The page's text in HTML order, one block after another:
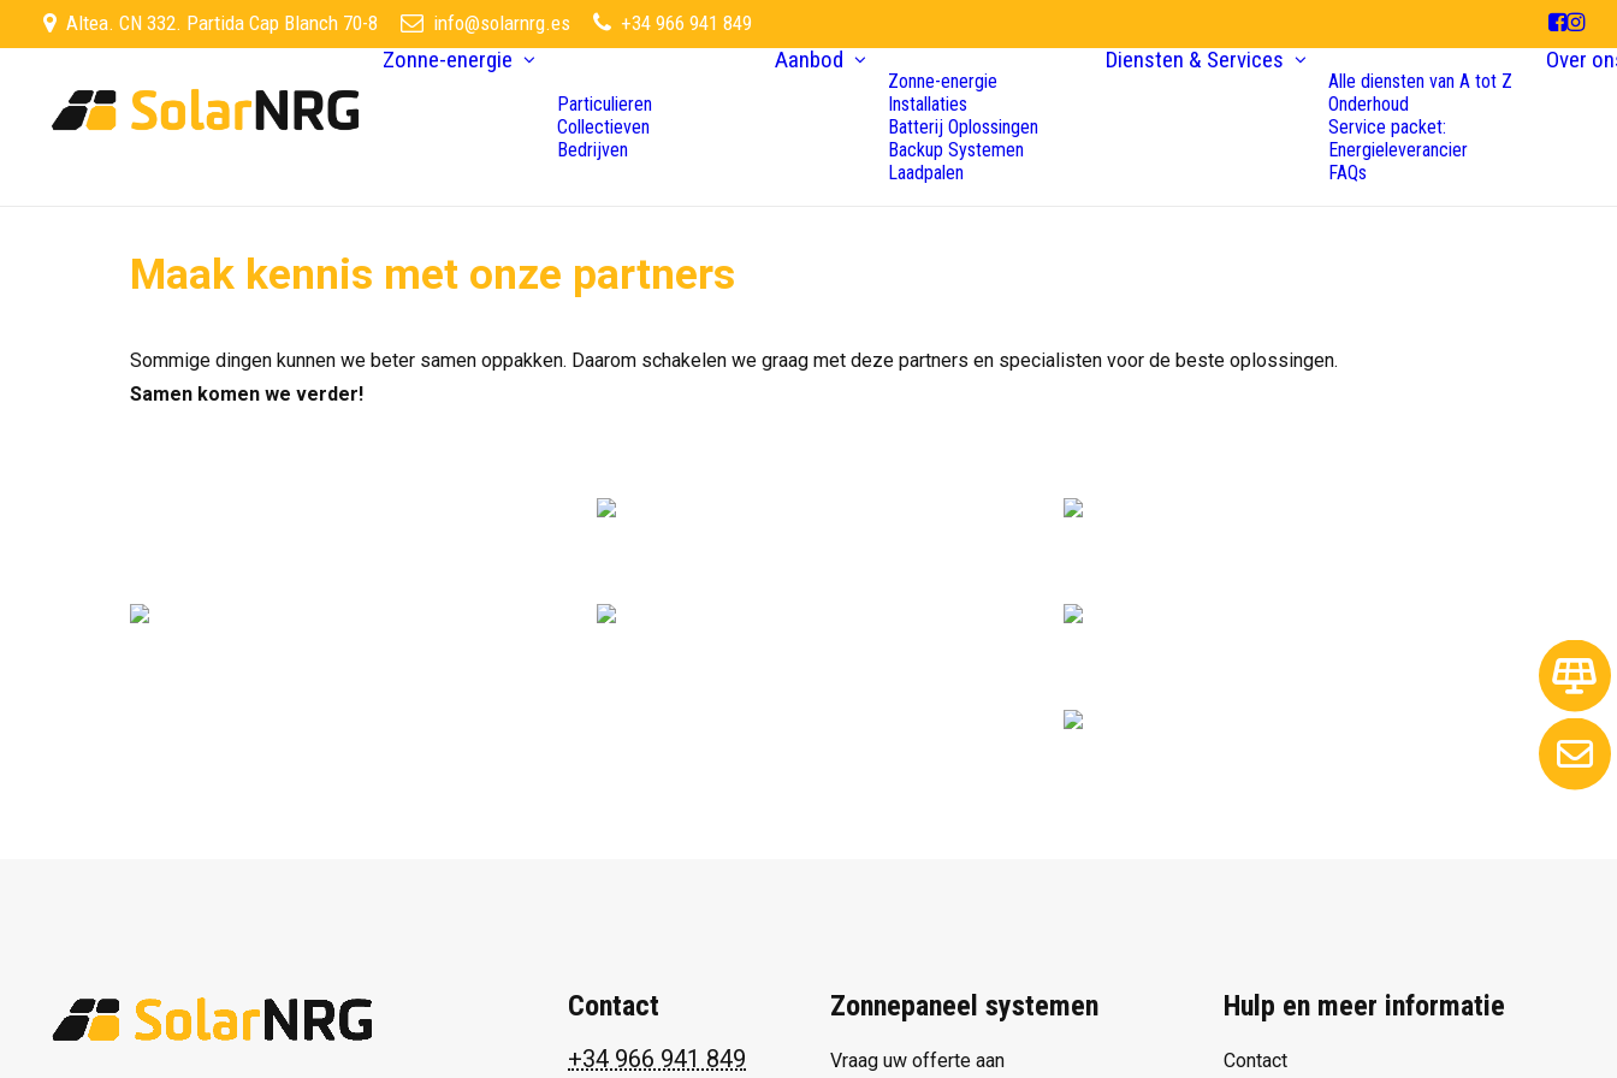
Altea. CN 332. Partida Cap Blanch 70-8 info@solarnrg.es +34 966 941 849
Zonne-energie
Particulieren
Collectieven
Bedrijven
Aanbod
Zonne-energie
Installaties
Batterij Oplossingen
Backup Systemen
Laadpalen
Diensten & Services
Alle diensten van A tot Z
Onderhoud
Service packet:
Energieleverancier
FAQs
Over
Maak kennis met onze partners
Sommige dingen kunnen we beter samen oppakken. Daarom schakelen we graag met deze partners en specialisten voor de beste oplossingen.
Samen komen we verder!
Contact
+34 966 941 849
Zonnepaneel systemen
Vraag uw offerte aan
Hulp en meer informatie
Contact